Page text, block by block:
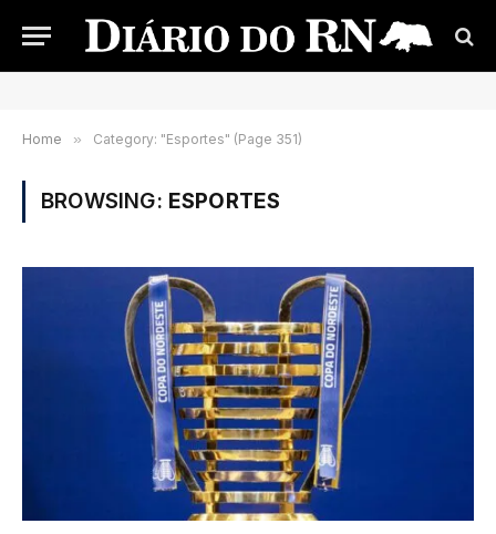
Home » Category: "Esportes" (Page 351)
BROWSING: ESPORTES